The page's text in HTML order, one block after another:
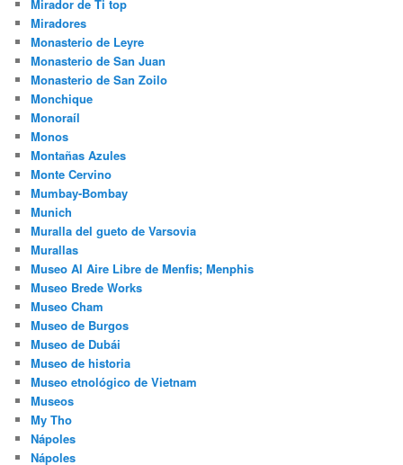
Mirador de Ti top
Miradores
Monasterio de Leyre
Monasterio de San Juan
Monasterio de San Zoilo
Monchique
Monoraíl
Monos
Montañas Azules
Monte Cervino
Mumbay-Bombay
Munich
Muralla del gueto de Varsovia
Murallas
Museo Al Aire Libre de Menfis; Menphis
Museo Brede Works
Museo Cham
Museo de Burgos
Museo de Dubái
Museo de historia
Museo etnológico de Vietnam
Museos
My Tho
Nápoles
Nápoles